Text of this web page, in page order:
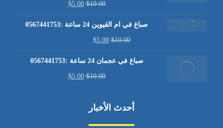
$10.00
$5.00
صباغ في ام القيوين 24 ساعة :0567441753
$10.00
$5.00
صباغ في عجمان 24 ساعة :0567441753
$10.00
$5.00
أحدث الأخبار